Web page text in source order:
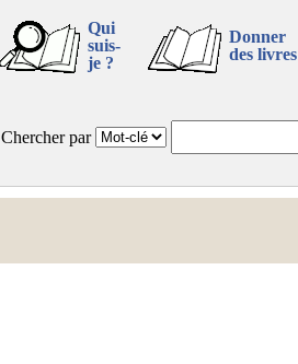
Qui
suis-
je ?
Donner
des livres
Chercher par